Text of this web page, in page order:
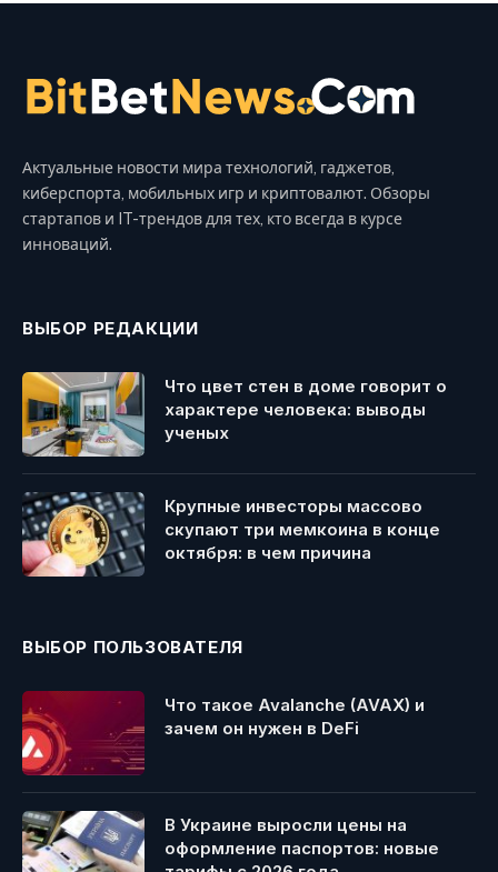
Актуальные новости мира технологий, гаджетов,
киберспорта, мобильных игр и криптовалют. Обзоры
стартапов и IT-трендов для тех, кто всегда в курсе
инноваций.
ВЫБОР РЕДАКЦИИ
Что цвет стен в доме говорит о
характере человека: выводы
ученых
Крупные инвесторы массово
скупают три мемкоина в конце
октября: в чем причина
ВЫБОР ПОЛЬЗОВАТЕЛЯ
Что такое Avalanche (AVAX) и
зачем он нужен в DeFi
В Украине выросли цены на
оформление паспортов: новые